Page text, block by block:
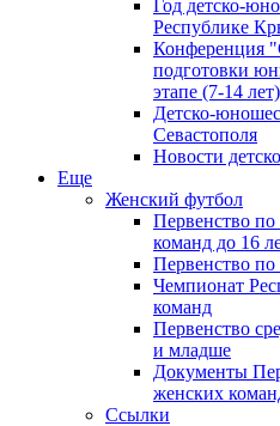
Год детско-
Республике
Конференция
подготовки
этапе (7-14
Детско-
Севастополя
Новости
Еще
Женский футбол
Первенство
команд до 16
Первенство
Чемпионат
команд
Первенство
и младше
Документы
женских
Ссылки